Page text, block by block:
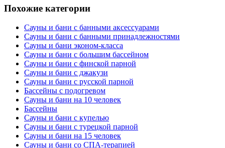
Похожие категории
Сауны и бани с банными аксессуарами
Сауны и бани с банными принадлежностями
Сауны и бани эконом-класса
Сауны и бани с большим бассейном
Сауны и бани с финской парной
Сауны и бани с джакузи
Сауны и бани с русской парной
Бассейны с подогревом
Сауны и бани на 10 человек
Бассейны
Сауны и бани с купелью
Сауны и бани с турецкой парной
Сауны и бани на 15 человек
Сауны и бани со СПА-терапией